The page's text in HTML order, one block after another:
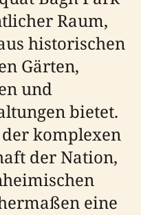
Raum,
historischen
Gärten,
und
bietet.
komplexen
der Nation,
eine